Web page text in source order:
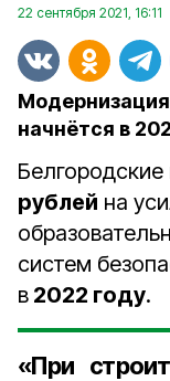
22 сентября 2021, 16:11
начнётся в
рублей на
систем
в 2022 году.
«При